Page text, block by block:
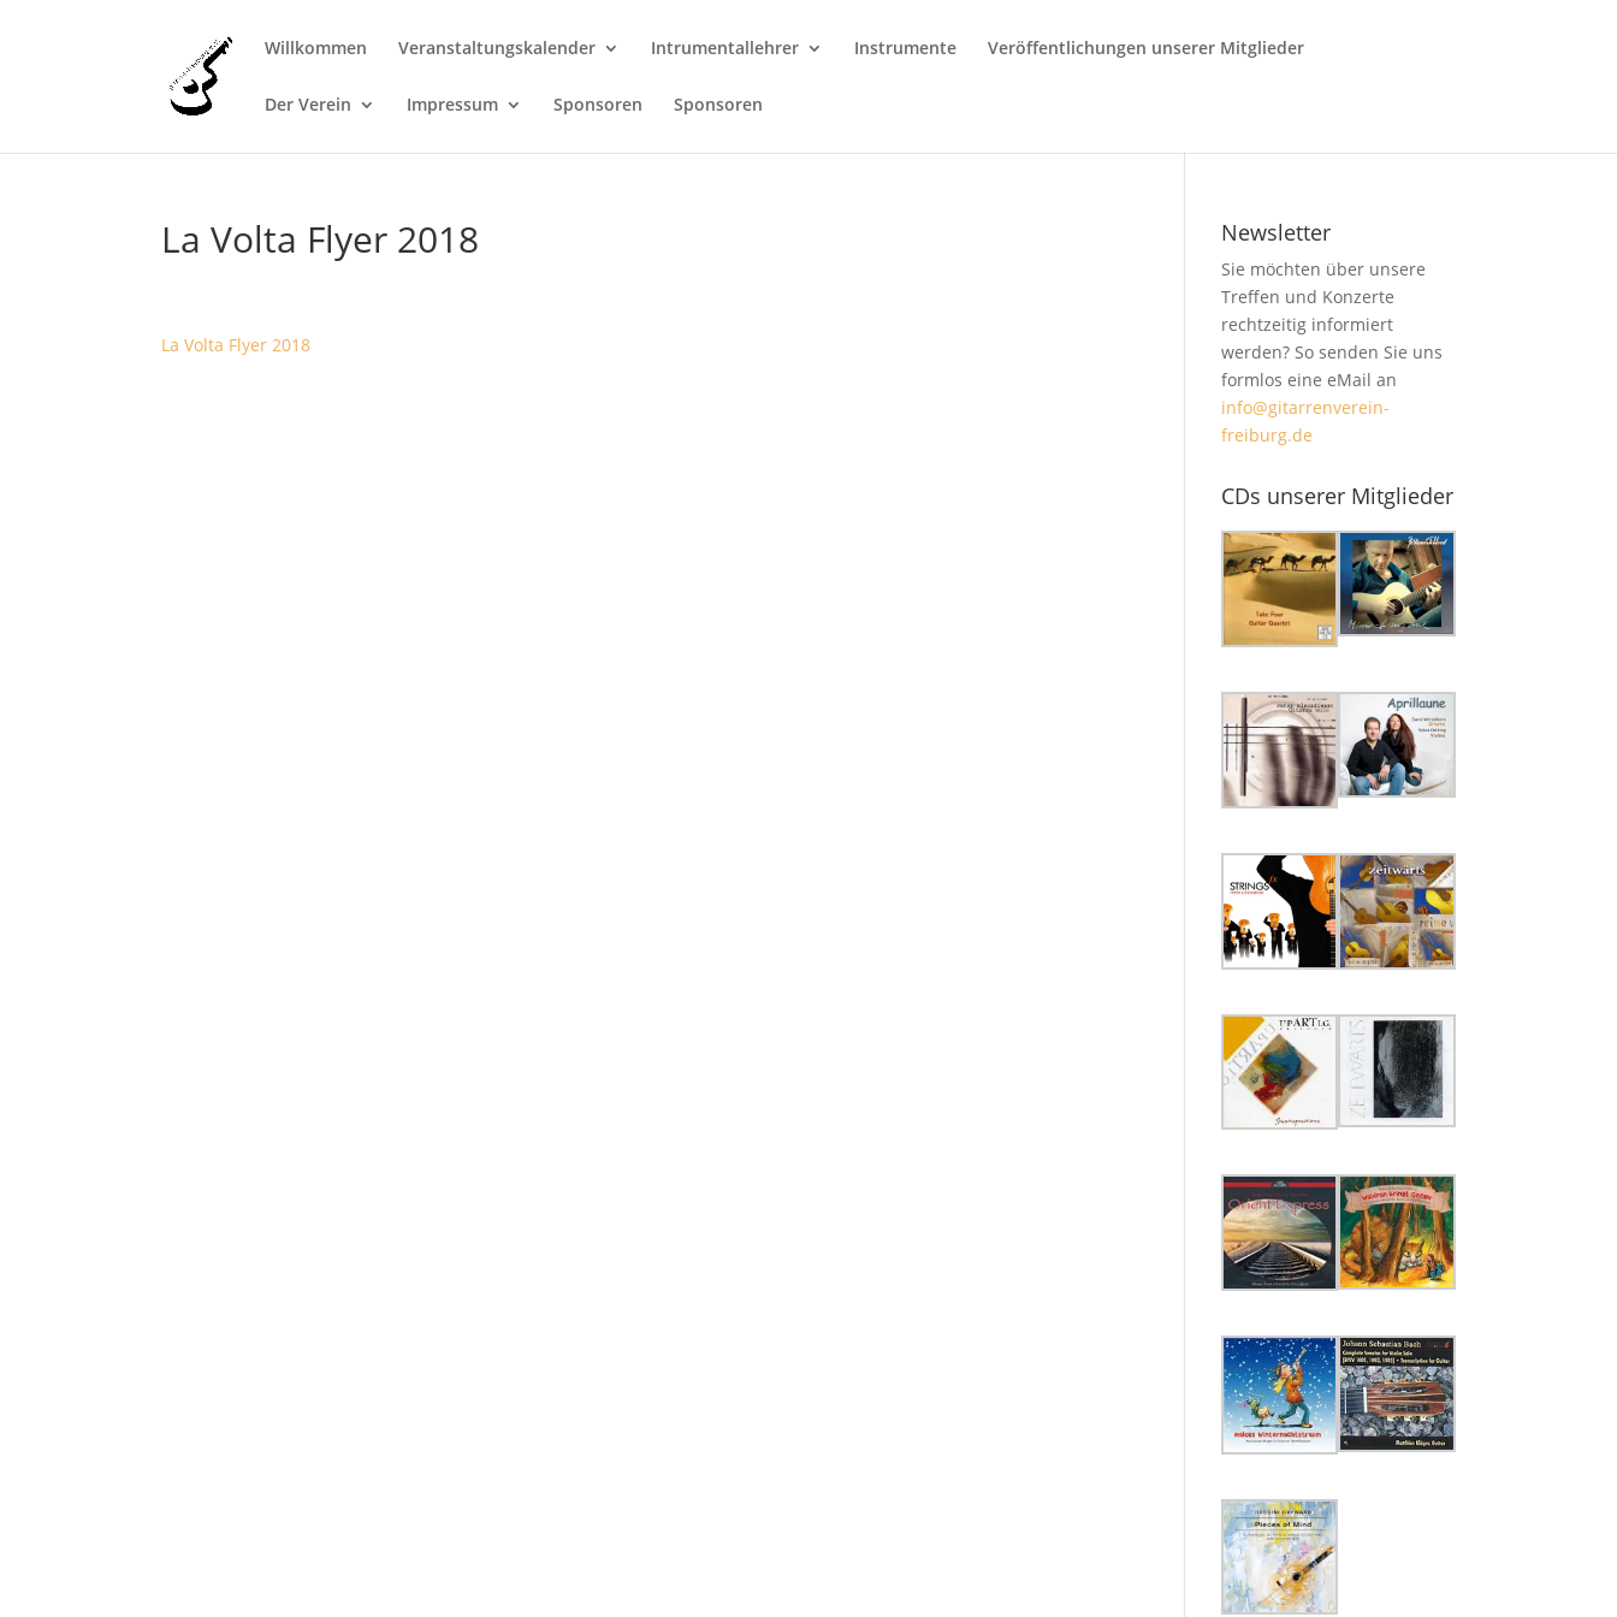
Willkommen Veranstaltungskalender Intrumentallehrer Instrumente Veröffentlichungen unserer Mitglieder
Der Verein Impressum Sponsoren Sponsoren
La Volta Flyer 2018
La Volta Flyer 2018
Newsletter
Sie möchten über unsere
Treffen und Konzerte
rechtzeitig informiert
werden? So senden Sie uns
formlos eine eMail an
info@gitarrenverein-
freiburg.de
CDs unserer Mitglieder